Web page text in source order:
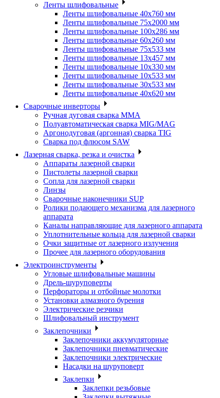
Ленты шлифовальные
Ленты шлифовальные 40х760 мм
Ленты шлифовальные 75х2000 мм
Ленты шлифовальные 100х286 мм
Ленты шлифовальные 60х260 мм
Ленты шлифовальные 75х533 мм
Ленты шлифовальные 13х457 мм
Ленты шлифовальные 10х330 мм
Ленты шлифовальные 10х533 мм
Ленты шлифовальные 30х533 мм
Ленты шлифовальные 40х620 мм
Сварочные инверторы
Ручная дуговая сварка MMA
Полуавтоматическая сварка MIG/MAG
Аргонодуговая (аргонная) сварка TIG
Сварка под флюсом SAW
Лазерная сварка, резка и очистка
Аппараты лазерной сварки
Пистолеты лазерной сварки
Сопла для лазерной сварки
Линзы
Сварочные наконечники SUP
Ролики подающего механизма для лазерного
аппарата
Каналы направляющие для лазерного аппарата
Уплотнительные кольца для лазерной сварки
Очки защитные от лазерного излучения
Прочее для лазерного оборудования
Электроинструменты
Угловые шлифовальные машины
Дрель-шуруповерты
Перфораторы и отбойные молотки
Установки алмазного бурения
Электрические резчики
Шлифовальный инструмент
Заклепочники
Заклепочники аккумуляторные
Заклепочники пневматические
Заклепочники электрические
Насадки на шуруповерт
Заклепки
Заклепки резьбовые